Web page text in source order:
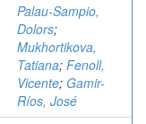
Palau-Sampio,
Dolors;
Mukhortikova,
Tatiana; Fenoll,
Vicente; Gamir-
Ríos, José